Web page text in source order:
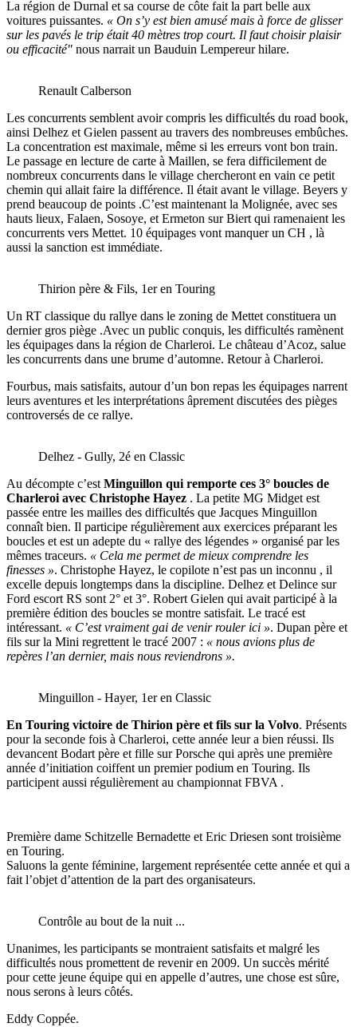
La région de Durnal et sa course de côte fait la part belle aux
voitures puissantes. « On s’y est bien amusé mais à force de glisser
sur les pavés le trip était 40 mètres trop court. Il faut choisir plaisir
ou efficacité" nous narrait un Bauduin Lempereur hilare.
Renault Calberson
Les concurrents semblent avoir compris les difficultés du road book,
ainsi Delhez et Gielen passent au travers des nombreuses embûches.
La concentration est maximale, même si les erreurs vont bon train.
Le passage en lecture de carte à Maillen, se fera difficilement de
nombreux concurrents dans le village chercheront en vain ce petit
chemin qui allait faire la différence. Il était avant le village. Beyers y
prend beaucoup de points .C’est maintenant la Molignée, avec ses
hauts lieux, Falaen, Sosoye, et Ermeton sur Biert qui ramenaient les
concurrents vers Mettet. 10 équipages vont manquer un CH , là
aussi la sanction est immédiate.
Thirion père & Fils, 1er en Touring
Un RT classique du rallye dans le zoning de Mettet constituera un
dernier gros piège .Avec un public conquis, les difficultés ramènent
les équipages dans la région de Charleroi. Le château d’Acoz, salue
les concurrents dans une brume d’automne. Retour à Charleroi.
Fourbus, mais satisfaits, autour d’un bon repas les équipages narrent
leurs aventures et les interprétations âprement discutées des pièges
controversés de ce rallye.
Delhez - Gully, 2é en Classic
Au décompte c’estMinguillon qui remporte ces 3° boucles de
Charleroi avec Christophe Hayez . La petite MG Midget est
passée entre les mailles des difficultés que Jacques Minguillon
connaît bien. Il participe régulièrement aux exercices préparant les
boucles et est un adepte du « rallye des légendes » organisé par les
mêmes traceurs. « Cela me permet de mieux comprendre les
finesses ». Christophe Hayez, le copilote n’est pas un inconnu , il
excelle depuis longtemps dans la discipline. Delhez et Delince sur
Ford escort RS sont 2° et 3°. Robert Gielen qui avait participé à la
première édition des boucles se montre satisfait. Le tracé est
intéressant. « C’est vraiment gai de venir rouler ici ». Dupan père et
fils sur la Mini regrettent le tracé 2007 : « nous avions plus de
repères l’an dernier, mais nous reviendrons ».
Minguillon - Hayer, 1er en Classic
En Touring victoire de Thirion père et fils sur la Volvo. Présents
pour la seconde fois à Charleroi, cette année leur a bien réussi. Ils
devancent Bodart père et fille sur Porsche qui après une première
année d’initiation coiffent un premier podium en Touring. Ils
participent aussi régulièrement au championnat FBVA .
Première dame Schitzelle Bernadette et Eric Driesen sont troisième
en Touring.
Saluons la gente féminine, largement représentée cette année et qui a
fait l’objet d’attention de la part des organisateurs.
Contrôle au bout de la nuit ...
Unanimes, les participants se montraient satisfaits et malgré les
difficultés nous promettent de revenir en 2009. Un succès mérité
pour cette jeune équipe qui en appelle d’autres, une chose est sûre,
nous serons à leurs côtés.
Eddy Coppée.